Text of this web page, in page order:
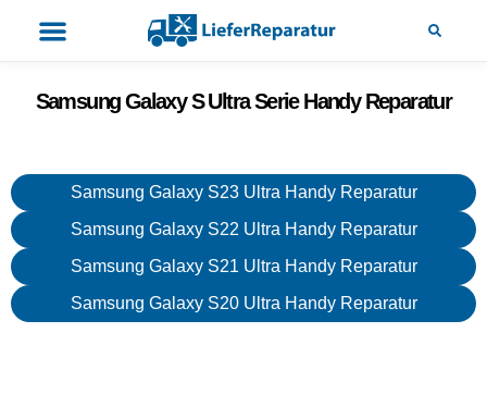
Samsung Galaxy S Ultra Serie Handy Reparatur
Samsung Galaxy S23 Ultra Handy Reparatur
Samsung Galaxy S22 Ultra Handy Reparatur
Samsung Galaxy S21 Ultra Handy Reparatur
Samsung Galaxy S20 Ultra Handy Reparatur